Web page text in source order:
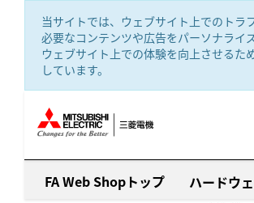
当サイトでは、ウェブサイト上でのトラ
必要なコンテンツや広告をパーソナライ
ウェブサイト上での体験を向上させるた
しています。
FA Web Shopトップ ハードウ